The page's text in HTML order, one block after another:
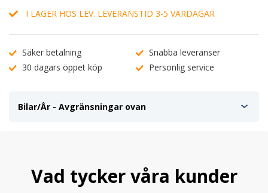
I LAGER HOS LEV. LEVERANSTID 3-5 VARDAGAR
Säker betalning
Snabba leveranser
30 dagars öppet köp
Personlig service
Bilar/År - Avgränsningar ovan
Vad tycker våra kunder